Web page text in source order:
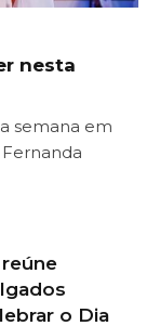
nesta
semana em
o Dia